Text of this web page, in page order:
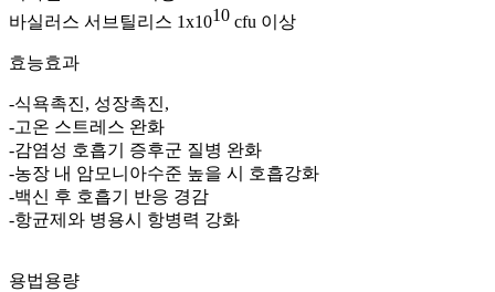
바실러스 서브틸리스 1x1010 cfu 이상
효능효과
-식욕촉진, 성장촉진,
-고온 스트레스 완화
-감염성 호흡기 증후군 질병 완화
-농장 내 암모니아수준 높을 시 호흡강화
-백신 후 호흡기 반응 경감
-항균제와 병용시 항병력 강화
용법용량